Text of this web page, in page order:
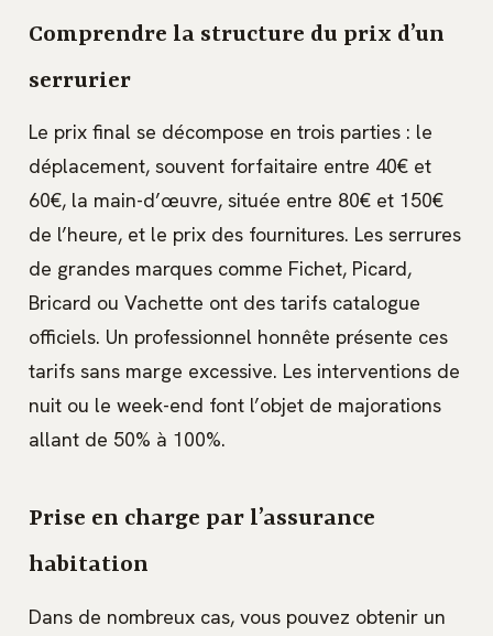
Comprendre la structure du prix d’un
serrurier
Le prix final se décompose en trois parties : le
déplacement, souvent forfaitaire entre 40€ et
60€, la main-d’œuvre, située entre 80€ et 150€
de l’heure, et le prix des fournitures. Les serrures
de grandes marques comme Fichet, Picard,
Bricard ou Vachette ont des tarifs catalogue
officiels. Un professionnel honnête présente ces
tarifs sans marge excessive. Les interventions de
nuit ou le week-end font l’objet de majorations
allant de 50% à 100%.
Prise en charge par l’assurance
habitation
Dans de nombreux cas, vous pouvez obtenir un